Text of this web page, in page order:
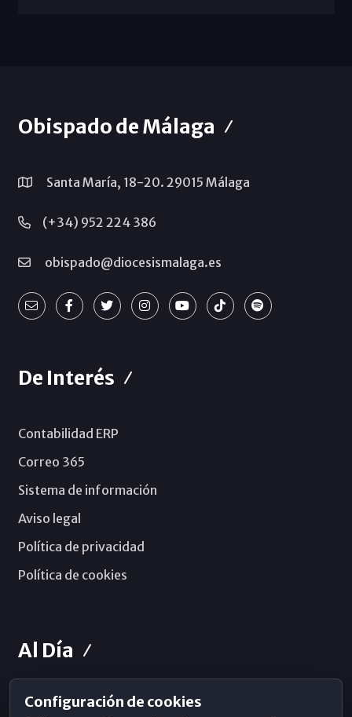
Obispado de Málaga
Santa María, 18-20. 29015 Málaga
(+34) 952 224 386
obispado@diocesismalaga.es
De Interés
Contabilidad ERP
Correo 365
Sistema de información
Aviso legal
Política de privacidad
Política de cookies
Al Día
Horarios de Misa
Configuración de cookies